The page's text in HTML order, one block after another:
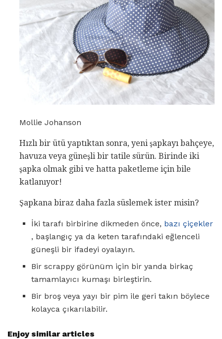
Mollie Johanson
Hızlı bir ütü yaptıktan sonra, yeni şapkayı bahçeye,
havuza veya güneşli bir tatile sürün. Birinde iki
şapka olmak gibi ve hatta paketleme için bile
katlanıyor!
Şapkana biraz daha fazla süslemek ister misin?
İki tarafı birbirine dikmeden önce, bazı çiçekler
, başlangıç ​​ya da keten tarafındaki eğlenceli
güneşli bir ifadeyi oyalayın.
Bir scrappy görünüm için bir yanda birkaç
tamamlayıcı kumaşı birleştirin.
Bir broş veya yayı bir pim ile geri takın böylece
kolayca çıkarılabilir.
Enjoy similar articles